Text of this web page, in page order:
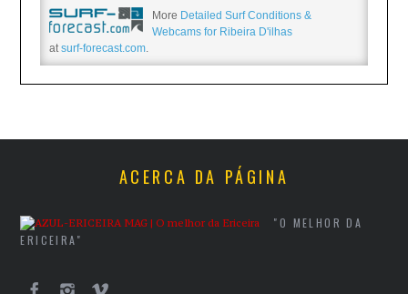
More Detailed Surf Conditions &
Webcams for Ribeira D'ilhas
atsurf-forecast.com.
ACERCA DA PÁGINA
"O MELHOR DA
ERICEIRA"